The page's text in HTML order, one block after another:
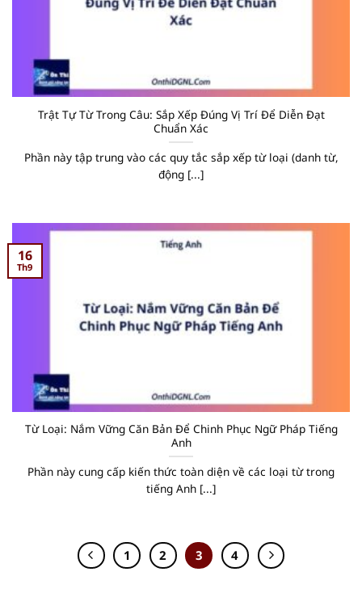
Trật Tự Từ Trong Câu: Sắp Xếp Đúng Vị Trí Để Diễn Đạt
Chuẩn Xác
Phần này tập trung vào các quy tắc sắp xếp từ loại (danh từ,
động [...]
Từ Loại: Nắm Vững Căn Bản Để Chinh Phục Ngữ Pháp Tiếng
Anh
Phần này cung cấp kiến thức toàn diện về các loại từ trong
tiếng Anh [...]
16
Th9
1 2 3 4